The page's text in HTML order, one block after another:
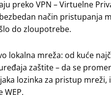
preko VPN – Virtuelne
način pristupanja
do zloupotrebe.
lokalna mreža: od kuće
zaštite – da se
lozinka za pristup